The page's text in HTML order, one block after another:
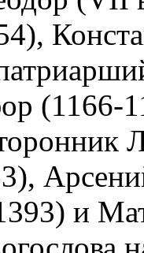
(1166-
и